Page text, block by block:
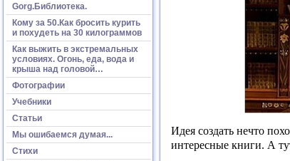
Gorg.Библиотека.
Кому за 50.Как бросить курить
и похудеть на 30 килограммов
Как выжить в экстремальных
условиях. Огонь, еда, вода и
крыша над головой…
Фотографии
Учебники
Статьи
Мы ошибаемся думая...
Стихи
Идея создать нечто
интересные книги. А